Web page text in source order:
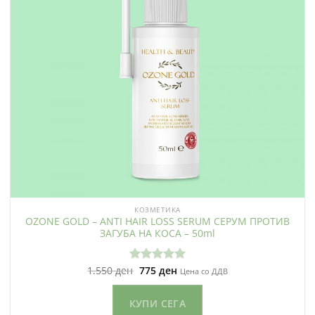
КОЗМЕТИКА
OZONE GOLD – ANTI HAIR LOSS SERUM СЕРУМ ПРОТИВ
ЗАГУБА НА КОСА – 50ml
Оценето
1.550ден Original
price
was:
775 денCurrent
price
is:
Цена со ДДВ
КУПИ СЕГА